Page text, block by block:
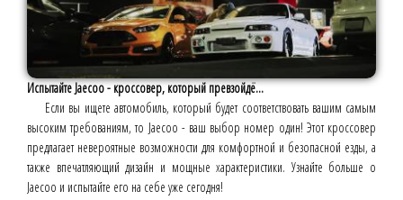
Испытайте Jaecoo - кроссовер, который превзойдё...
Если вы ищете автомобиль, который будет соответствовать вашим самым
высоким требованиям, то Jaecoo - ваш выбор номер один! Этот кроссовер
предлагает невероятные возможности для комфортной и безопасной езды, а
также впечатляющий дизайн и мощные характеристики. Узнайте больше о
Jaecoo и испытайте его на себе уже сегодня!